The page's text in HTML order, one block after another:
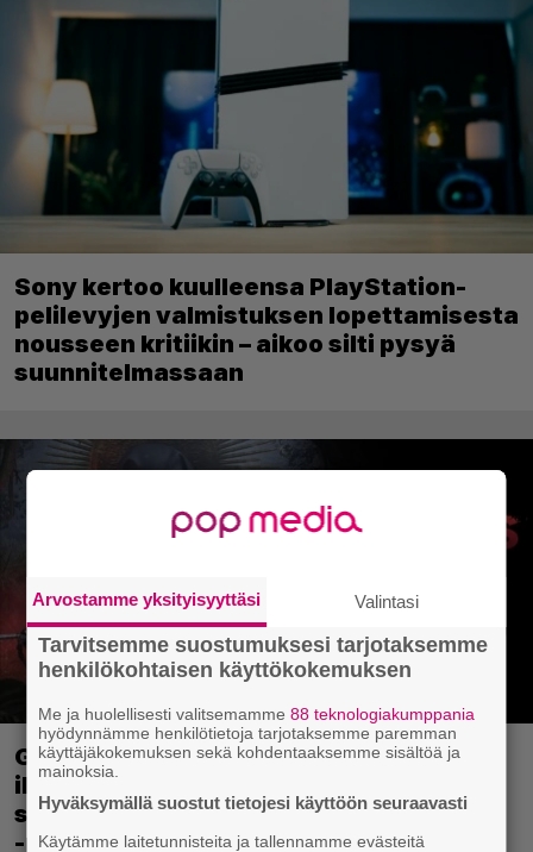
Sony kertoo kuulleensa PlayStation-
pelilevyjen valmistuksen lopettamisesta
nousseen kritiikin – aikoo silti pysyä
suunnitelmassaan
Ghost Recon 25 vuotta: nappaa nyt
ilmaiseksi Ghost Recon: Future Soldier
sekä merkittävä Ghost Recon Wildlands
-päivitys
Arvostamme yksityisyyttäsi Valintasi
Tarvitsemme suostumuksesi tarjotaksemme
henkilökohtaisen käyttökokemuksen
Me ja huolellisesti valitsemamme88 teknologiakumppania
hyödynnämme henkilötietoja tarjotaksemme paremman
käyttäjäkokemuksen sekä kohdentaaksemme sisältöä ja
mainoksia.
Hyväksymällä suostut tietojesi käyttöön seuraavasti
Käytämme laitetunnisteita ja tallennamme evästeitä